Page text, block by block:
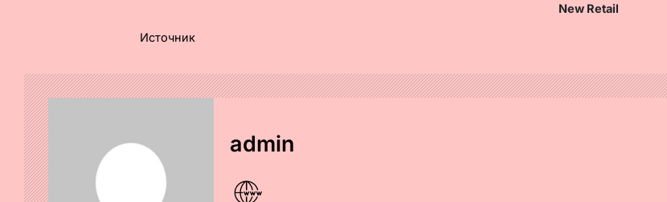
New Retail
Источник
admin